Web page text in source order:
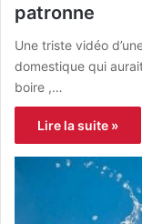
patronne
Une triste vidéo
domestique qui
boire ,…
Lire la suite »